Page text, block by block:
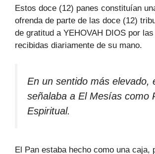
Estos doce (12) panes constituían
ofrenda de parte de las doce (12)
de gratitud a YEHOVAH DIOS por
recibidas diariamente de su mano.
En un sentido más elevado,
señalaba a El Mesías como
Espiritual.
El Pan estaba hecho como una caja,